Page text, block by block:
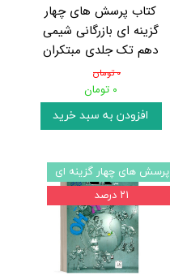
کتاب پرسش های چهار
گزینه ای بازرگانی شیمی
دهم تک جلدی مبتکران
۰ تومان
۰ تومان
افزودن به سبد خرید
پرسش های چهار گزینه ای
۲۱ درصد